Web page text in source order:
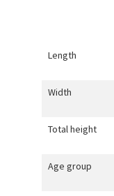
Length
Width
Total height
Age group